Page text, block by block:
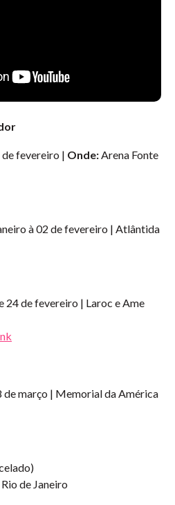
de fevereiro | Onde:Arena Fonte
à 02 de fevereiro | Atlântida
24 de fevereiro | Laroc e Ame
de março | Memorial da América
de Janeiro